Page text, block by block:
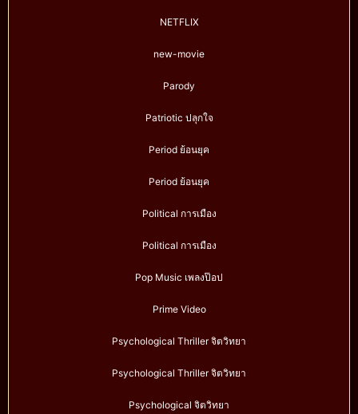
NETFLIX
new-movie
Parody
Patriotic ปลุกใจ
Period ย้อนยุค
Period ย้อนยุค
Political การเมือง
Political การเมือง
Pop Music เพลงป๊อป
Prime Video
Psychological Thriller จิตวิทยา
Psychological Thriller จิตวิทยา
Psychological จิตวิทยา